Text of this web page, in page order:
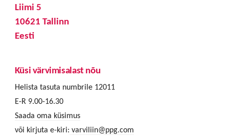
Liimi 5
10621 Tallinn
Eesti
Küsi värvimisalast nõu
Helista tasuta numbrile 12011
E-R 9.00-16.30
Saada oma küsimus
või kirjuta e-kiri: varviliin@ppg.com